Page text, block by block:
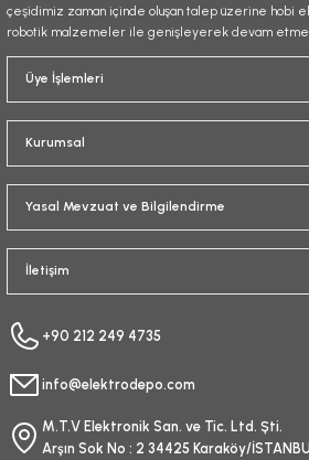
çeşidimiz zaman içinde oluşan talep üzerine hobi
robotik malzemeler ile genişleyerek devam
Üye İşlemleri
Kurumsal
Yasal Mevzuat ve Bilgilendirme
İletişim
+90 212 249 4735
info@elektrodepo.com
M.T.V Elektronik San. ve Tic. Ltd. Şti.
Arşın Sok No : 2 34425 Karaköy/